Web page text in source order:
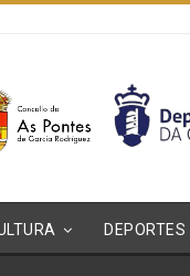
DEPORTES